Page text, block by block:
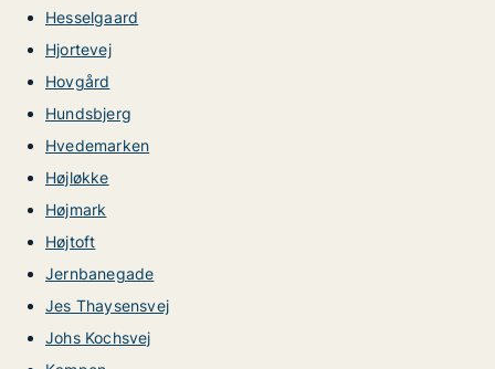
Hesselgaard
Hjortevej
Hovgård
Hundsbjerg
Hvedemarken
Højløkke
Højmark
Højtoft
Jernbanegade
Jes Thaysensvej
Johs Kochsvej